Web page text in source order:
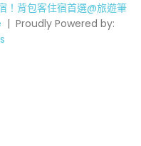
！背包客住宿首選@旅遊筆
Proudly Powered by: